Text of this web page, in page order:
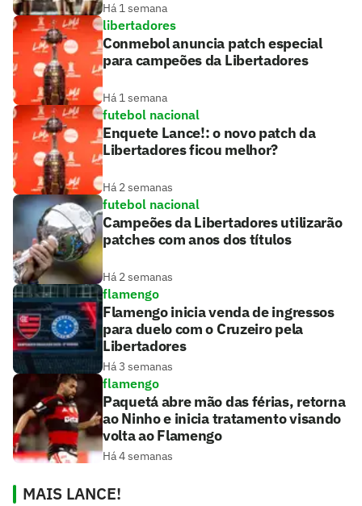
Há 1 semana
libertadores
Conmebol anuncia patch especial
para campeões da Libertadores
Há 1 semana
futebol nacional
Enquete Lance!: o novo patch da
Libertadores ficou melhor?
Há 2 semanas
futebol nacional
Campeões da Libertadores utilizarão
patches com anos dos títulos
Há 2 semanas
flamengo
Flamengo inicia venda de ingressos
para duelo com o Cruzeiro pela
Libertadores
Há 3 semanas
flamengo
Paquetá abre mão das férias, retorna
ao Ninho e inicia tratamento visando
volta ao Flamengo
Há 4 semanas
MAIS LANCE!